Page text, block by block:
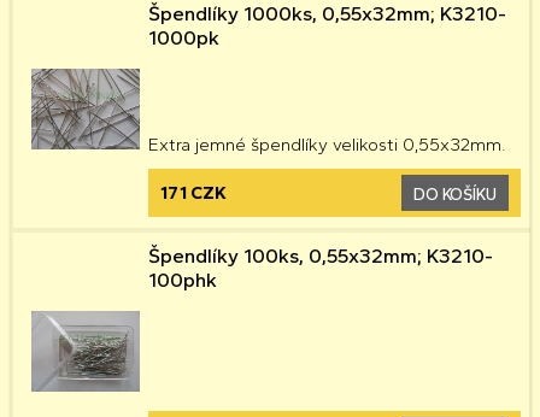
Špendlíky 1000ks, 0,55x32mm; K3210-
1000pk
Extra jemné špendlíky velikosti 0,55x32mm.
171 CZK DO KOŠÍKU
Špendlíky 100ks, 0,55x32mm; K3210-
100phk